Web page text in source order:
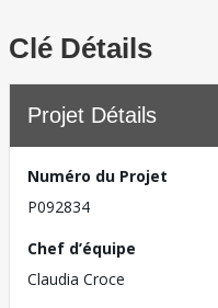
Clé Détails
Projet Détails
Numéro du Projet
P092834
Chef d’équipe
Claudia Croce